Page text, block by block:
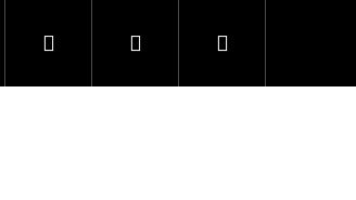
Příslušenství Dárkové
Hledat PřihlášeníNákupní